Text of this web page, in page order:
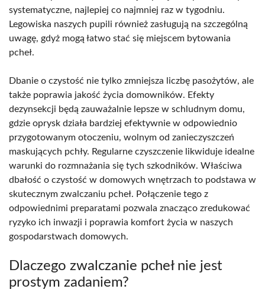
systematyczne, najlepiej co najmniej raz w tygodniu.
Legowiska naszych pupili również zasługują na szczególną
uwagę, gdyż mogą łatwo stać się miejscem bytowania
pcheł.
Dbanie o czystość nie tylko zmniejsza liczbę pasożytów, ale
także poprawia jakość życia domowników. Efekty
dezynsekcji będą zauważalnie lepsze w schludnym domu,
gdzie oprysk działa bardziej efektywnie w odpowiednio
przygotowanym otoczeniu, wolnym od zanieczyszczeń
maskujących pchły. Regularne czyszczenie likwiduje idealne
warunki do rozmnażania się tych szkodników. Właściwa
dbałość o czystość w domowych wnętrzach to podstawa w
skutecznym zwalczaniu pcheł. Połączenie tego z
odpowiednimi preparatami pozwala znacząco zredukować
ryzyko ich inwazji i poprawia komfort życia w naszych
gospodarstwach domowych.
Dlaczego zwalczanie pcheł nie jest
prostym zadaniem?